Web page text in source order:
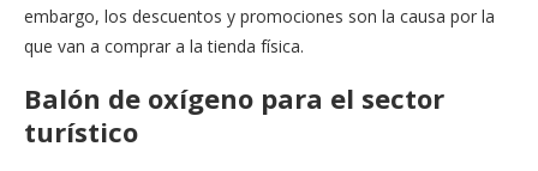
embargo, los descuentos y promociones son la causa por la
que van a comprar a la tienda física.
Balón de oxígeno para el sector
turístico